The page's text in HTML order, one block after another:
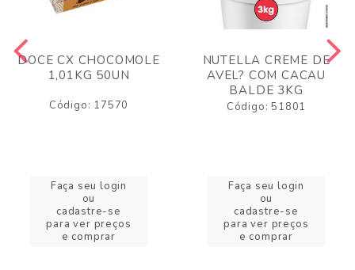
DOCE CX CHOCOMOLE
1,01KG 50UN
Código: 17570
Faça seu login
ou
cadastre-se
para ver preços
e comprar
NUTELLA CREME DE
AVEL? COM CACAU
BALDE 3KG
Código: 51801
Faça seu login
ou
cadastre-se
para ver preços
e comprar